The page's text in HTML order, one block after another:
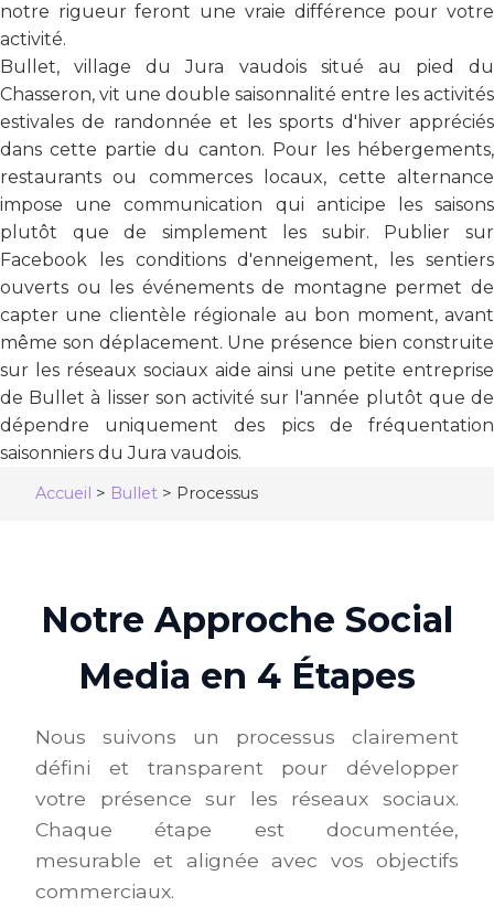
notre rigueur feront une vraie différence pour votre
activité.
Bullet, village du Jura vaudois situé au pied du
Chasseron, vit une double saisonnalité entre les activités
estivales de randonnée et les sports d'hiver appréciés
dans cette partie du canton. Pour les hébergements,
restaurants ou commerces locaux, cette alternance
impose une communication qui anticipe les saisons
plutôt que de simplement les subir. Publier sur
Facebook les conditions d'enneigement, les sentiers
ouverts ou les événements de montagne permet de
capter une clientèle régionale au bon moment, avant
même son déplacement. Une présence bien construite
sur les réseaux sociaux aide ainsi une petite entreprise
de Bullet à lisser son activité sur l'année plutôt que de
dépendre uniquement des pics de fréquentation
saisonniers du Jura vaudois.
Accueil > Bullet > Processus
Notre Approche Social
Media en 4 Étapes
Nous suivons un processus clairement
défini et transparent pour développer
votre présence sur les réseaux sociaux.
Chaque étape est documentée,
mesurable et alignée avec vos objectifs
commerciaux.